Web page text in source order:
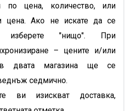
по цена, количество, или
цена. Ако не искате да се
изберете "нищо". При
– цените и/или
в двата магазина ще се
седмично.
ви изискват доставка,